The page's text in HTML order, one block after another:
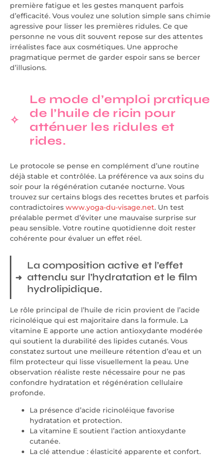
première fatigue et les gestes manquent parfois
d’efficacité. Vous voulez une solution simple sans chimie
agressive pour lisser les premières ridules. Ce que
personne ne vous dit souvent repose sur des attentes
irréalistes face aux cosmétiques. Une approche
pragmatique permet de garder espoir sans se bercer
d’illusions.
Le mode d’emploi pratique
de l’huile de ricin pour
atténuer les ridules et
rides.
Le protocole se pense en complément d’une routine
déjà stable et contrôlée. La préférence va aux soins du
soir pour la régénération cutanée nocturne. Vous
trouvez sur certains blogs des recettes brutes et parfois
contradictoires www.yoga-du-visage.net. Un test
préalable permet d’éviter une mauvaise surprise sur
peau sensible. Votre routine quotidienne doit rester
cohérente pour évaluer un effet réel.
La composition active et l’effet
attendu sur l’hydratation et le film
hydrolipidique.
Le rôle principal de l’huile de ricin provient de l’acide
ricinoléique qui est majoritaire dans la formule. La
vitamine E apporte une action antioxydante modérée
qui soutient la durabilité des lipides cutanés. Vous
constatez surtout une meilleure rétention d’eau et un
film protecteur qui lisse visuellement la peau. Une
observation réaliste reste nécessaire pour ne pas
confondre hydratation et régénération cellulaire
profonde.
La présence d’acide ricinoléique favorise
hydratation et protection.
La vitamine E soutient l’action antioxydante
cutanée.
La clé attendue : élasticité apparente et confort.